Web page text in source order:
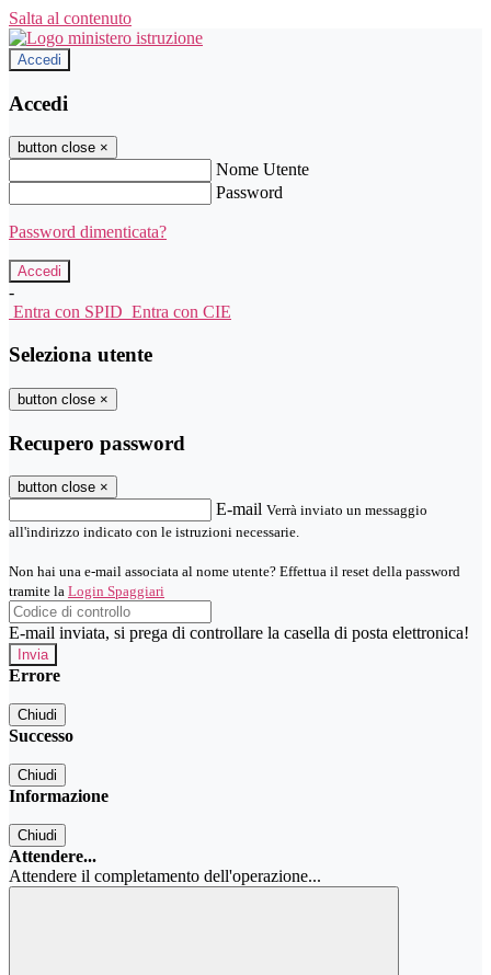
Salta al contenuto
Accedi
Accedi
button close ×
Nome Utente
Password
Password dimenticata?
-
Entra con SPID Entra con CIE
Seleziona utente
button close ×
Recupero password
button close ×
E-mail Verrà inviato un messaggio
all'indirizzo indicato con le istruzioni necessarie.
Non hai una e-mail associata al nome utente? Effettua il reset della password
tramite la Login Spaggiari
E-mail inviata, si prega di controllare la casella di posta elettronica!
Errore
Chiudi
Successo
Chiudi
Informazione
Chiudi
Attendere...
Attendere il completamento dell'operazione...